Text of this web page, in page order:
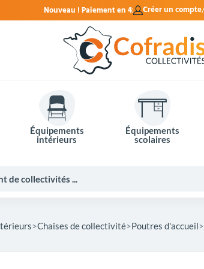
en 4x sans frais. Créer un compte
Équipements
intérieurs
Équipements
scolaires
Chaises de collectivité Poutres d'accueil